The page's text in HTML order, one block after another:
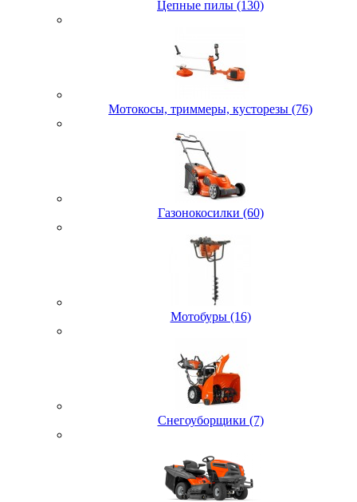
Цепные пилы (130)
Мотокосы, триммеры, кусторезы (76)
Газонокосилки (60)
Мотобуры (16)
Снегоуборщики (7)